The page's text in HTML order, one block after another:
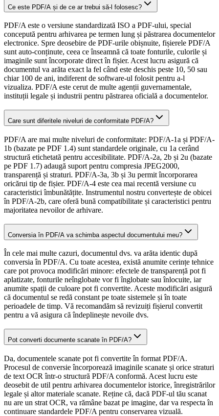
Ce este PDF/A și de ce ar trebui să-l folosesc?
PDF/A este o versiune standardizată ISO a PDF-ului, special
concepută pentru arhivarea pe termen lung și păstrarea documentelor
electronice. Spre deosebire de PDF-urile obișnuite, fișierele PDF/A
sunt auto-conținute, ceea ce înseamnă că toate fonturile, culorile și
imaginile sunt încorporate direct în fișier. Acest lucru asigură că
documentul va arăta exact la fel când este deschis peste 10, 50 sau
chiar 100 de ani, indiferent de software-ul folosit pentru a-l
vizualiza. PDF/A este cerut de multe agenții guvernamentale,
instituții legale și industrii pentru păstrarea oficială a documentelor.
Care sunt diferitele niveluri de conformitate PDF/A?
PDF/A are mai multe niveluri de conformitate: PDF/A-1a și PDF/A-
1b (bazate pe PDF 1.4) sunt standardele originale, cu 1a cerând
structură etichetată pentru accesibilitate. PDF/A-2a, 2b și 2u (bazate
pe PDF 1.7) adaugă suport pentru compresia JPEG2000,
transparență și straturi. PDF/A-3a, 3b și 3u permit încorporarea
oricărui tip de fișier. PDF/A-4 este cea mai recentă versiune cu
caracteristici îmbunătățite. Instrumentul nostru convertește de obicei
în PDF/A-2b, care oferă bună compatibilitate și caracteristici pentru
majoritatea nevoilor de arhivare.
Conversia în PDF/A va schimba aspectul documentului meu?
În cele mai multe cazuri, documentul dvs. va arăta identic după
conversia în PDF/A. Cu toate acestea, există anumite cerințe tehnice
care pot provoca modificări minore: efectele de transparență pot fi
aplatizate, fonturile neînglobate vor fi înglobate sau înlocuite, iar
anumite spații de culoare pot fi convertite. Aceste modificări asigură
că documentul se redă constant pe toate sistemele și în toate
perioadele de timp. Vă recomandăm să revizuiți fișierul convertit
pentru a vă asigura că îndeplinește nevoile dvs.
Pot converti documente scanate în PDF/A?
Da, documentele scanate pot fi convertite în format PDF/A.
Procesul de conversie încorporează imaginile scanate și orice straturi
de text OCR într-o structură PDF/A conformă. Acest lucru este
deosebit de util pentru arhivarea documentelor istorice, înregistrărilor
legale și altor materiale scanate. Reține că, dacă PDF-ul tău scanat
nu are un strat OCR, va rămâne bazat pe imagine, dar va respecta în
continuare standardele PDF/A pentru conservarea vizuală.